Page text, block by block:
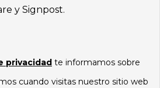
y Signpost.
privacidad te informamos sobre
cuando visitas nuestro sitio web